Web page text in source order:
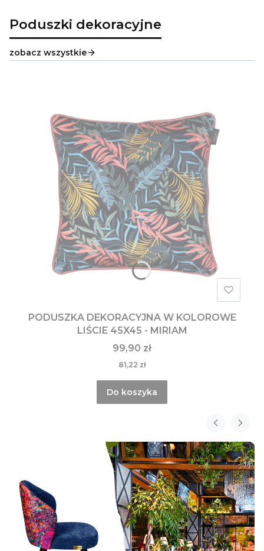
Poduszki dekoracyjne
zobacz wszystkie
PODUSZKA DEKORACYJNA W KOLOROWE
LIŚCIE 45X45 - MIRIAM
99,90 zł
81,22 zł
Do koszyka